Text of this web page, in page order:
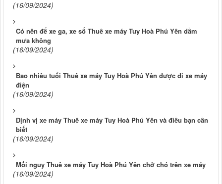
(16/09/2024)
Có nên để xe ga, xe số Thuê xe máy Tuy Hoà Phú Yên dầm
mưa không
(16/09/2024)
Bao nhiêu tuổi Thuê xe máy Tuy Hoà Phú Yên được đi xe máy
điện
(16/09/2024)
Định vị xe máy Thuê xe máy Tuy Hoà Phú Yên và điều bạn cần
biết
(16/09/2024)
Mối nguy Thuê xe máy Tuy Hoà Phú Yên chở chó trên xe máy
(16/09/2024)